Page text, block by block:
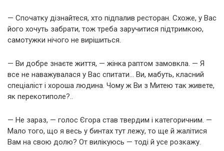
— Спочатку дізнайтеся, хто підпалив ресторан. Схоже, у Вас
його хочуть забрати, тож треба заручитися підтримкою,
самотужки нічого не вирішиться.
— Ви добре знаєте життя, — жінка раптом замовкла. — Я
все не наважувалася у Вас спитати… Ви, мабуть, класний
спеціаліст і хороша людина. Чому ж Ви з Митею так живете,
як перекотиполе?..
— Не зараз, — голос Єгора став твердим і категоричним. —
Мало того, що я весь у бинтах тут лежу, то ще й жалітися
Вам на свою долю? От вилікуюсь — тоді й усе розкажу.